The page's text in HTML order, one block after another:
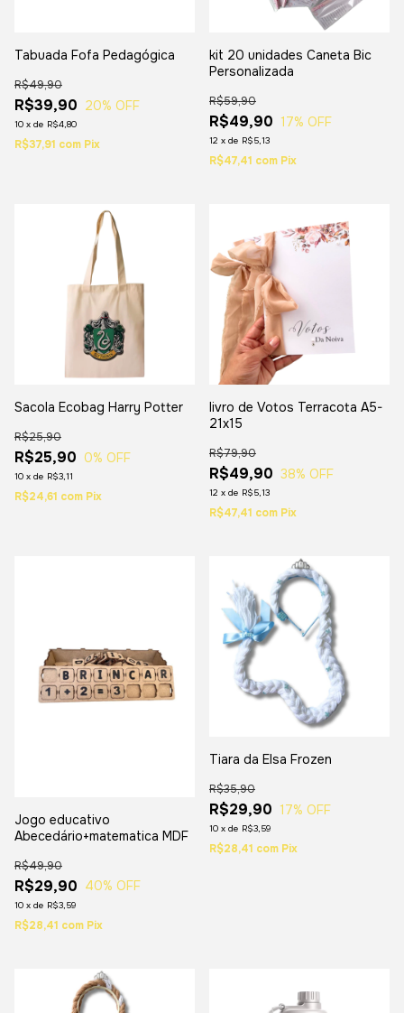
Tabuada Fofa Pedagógica
R$39,90
R$49,90
20% OFF
10 x de R$4,80
R$37,91 com Pix
kit 20 unidades Caneta Bic
Personalizada
R$49,90
R$59,90
17% OFF
12 x de R$5,13
R$47,41 com Pix
Sacola Ecobag Harry Potter
R$25,90
R$25,90
0% OFF
10 x de R$3,11
R$24,61 com Pix
livro de Votos Terracota A5-
21x15
R$49,90
R$79,90
38% OFF
12 x de R$5,13
R$47,41 com Pix
Jogo educativo
Abecedário+matematica MDF
R$29,90
R$49,90
40% OFF
10 x de R$3,59
R$28,41 com Pix
Tiara da Elsa Frozen
R$29,90
R$35,90
17% OFF
10 x de R$3,59
R$28,41 com Pix